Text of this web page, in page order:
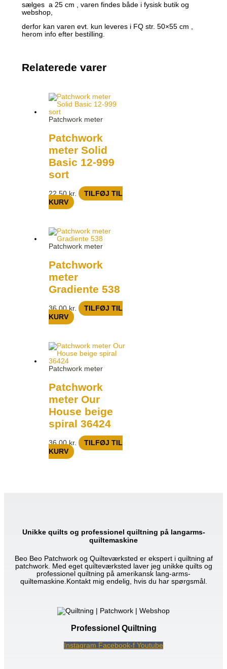
sælges a 25 cm , varen findes både i fysisk butik og
webshop,
derfor kan varen evt. kun leveres i FQ str. 50×55 cm ,
herom info efter bestilling.
Relaterede varer
Patchwork meter
Patchwork
meter Solid
Basic 12-999
sort
22,50kr.
TILFØJ TIL
KURV
Patchwork meter
Patchwork
meter
Gradiente 538
36,00kr.
TILFØJ TIL
KURV
Patchwork meter
Patchwork
meter Our
House beige
spiral 36424
36,00kr.
TILFØJ TIL
KURV
Unikke quilts og professionel quiltning på langarms-
quiltemaskine
Beo Beo Patchwork og Quilteværksted er ekspert i quiltning af
patchwork. Med eget quilteværksted laver jeg unikke quilts og
professionel quiltning på amerikansk lang-arms-
quiltemaskine.Kontakt mig endelig, hvis du har spørgsmål.
Professionel Quiltning
Instagram Facebook-f Youtube